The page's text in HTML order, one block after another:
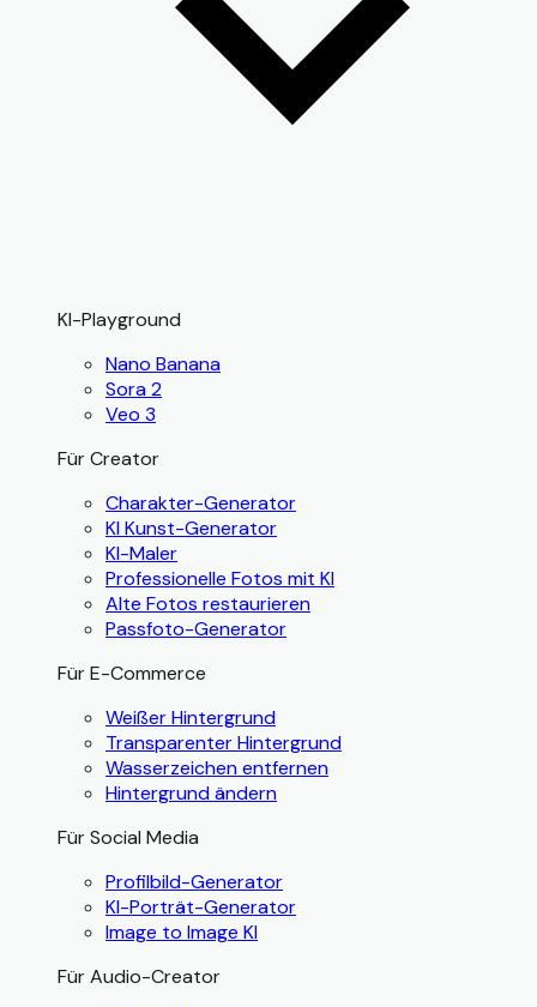
KI-Playground
Nano Banana
Sora 2
Veo 3
Für Creator
Charakter-Generator
KI Kunst-Generator
KI-Maler
Professionelle Fotos mit KI
Alte Fotos restaurieren
Passfoto-Generator
Für E-Commerce
Weißer Hintergrund
Transparenter Hintergrund
Wasserzeichen entfernen
Hintergrund ändern
Für Social Media
Profilbild-Generator
KI-Porträt-Generator
Image to Image KI
Für Audio-Creator